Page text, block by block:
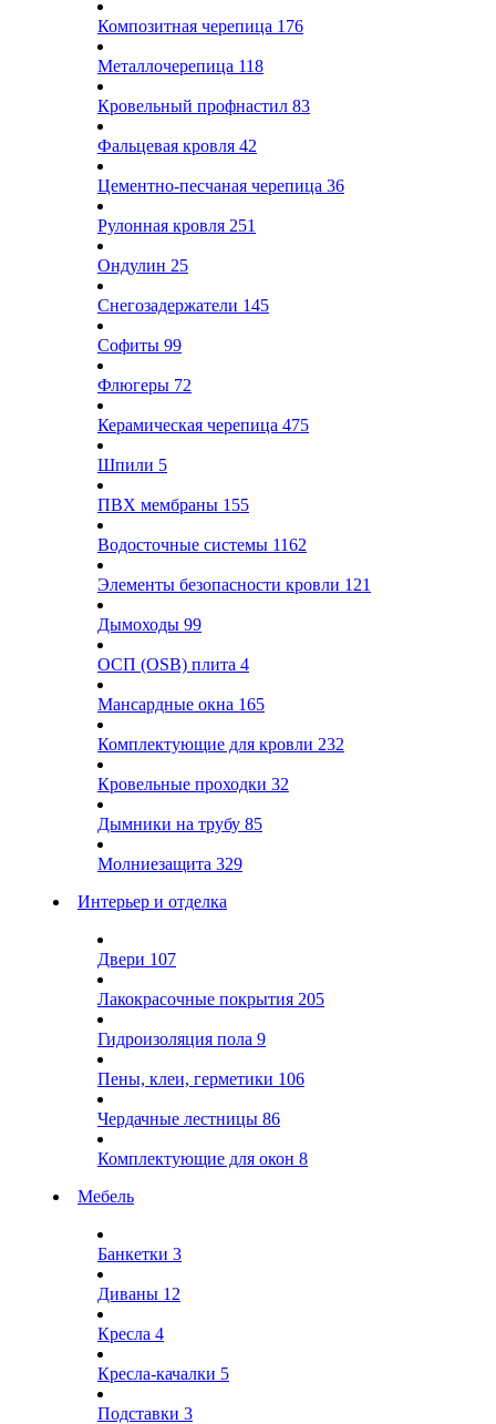
Композитная черепица 176
Металлочерепица 118
Кровельный профнастил 83
Фальцевая кровля 42
Цементно-песчаная черепица 36
Рулонная кровля 251
Ондулин 25
Снегозадержатели 145
Софиты 99
Флюгеры 72
Керамическая черепица 475
Шпили 5
ПВХ мембраны 155
Водосточные системы 1162
Элементы безопасности кровли 121
Дымоходы 99
ОСП (OSB) плита 4
Мансардные окна 165
Комплектующие для кровли 232
Кровельные проходки 32
Дымники на трубу 85
Молниезащита 329
Интерьер и отделка
Двери 107
Лакокрасочные покрытия 205
Гидроизоляция пола 9
Пены, клеи, герметики 106
Чердачные лестницы 86
Комплектующие для окон 8
Мебель
Банкетки 3
Диваны 12
Кресла 4
Кресла-качалки 5
Подставки 3